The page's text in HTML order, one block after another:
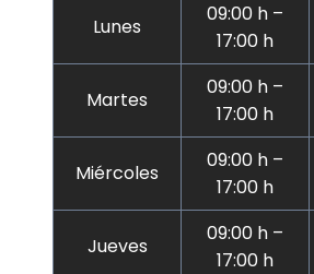
Lunes
09:00 h –
17:00 h
Martes
09:00 h –
17:00 h
Miércoles
09:00 h –
17:00 h
Jueves
09:00 h –
17:00 h